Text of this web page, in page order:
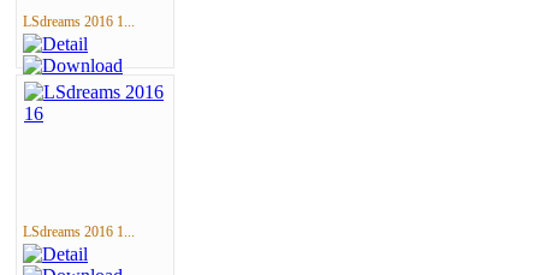
LSdreams 2016 1...
LSdreams 2016 1...